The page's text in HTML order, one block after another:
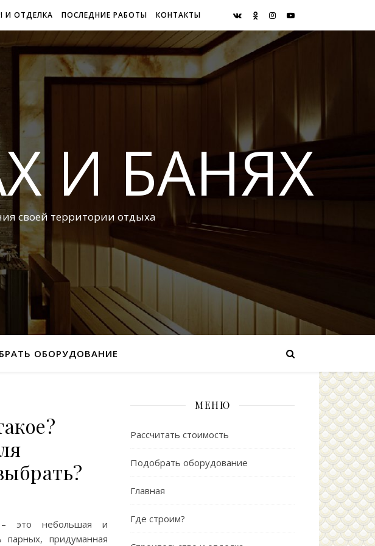
И ОТДЕЛКА ПОСЛЕДНИЕ РАБОТЫ КОНТАКТЫ
И БАНЯХ
своей территории отдыха
ОБОРУДОВАНИЕ
– это небольшая и
парных, придуманная
МЕНЮ
Рассчитать стоимость
Подобрать оборудование
Главная
Где строим?